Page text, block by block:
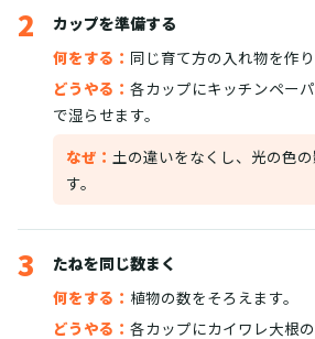
2
カップを準備する
何をする： 同じ育て方の入れ物を作り
どうやる： 各カップにキッチンペー
で湿らせます。
なぜ： 土の違いをなくし、光の色
す。
3
たねを同じ数まく
何をする： 植物の数をそろえます。
どうやる： 各カップにカイワレ大根